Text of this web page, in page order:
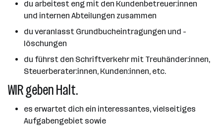
du arbeitest eng mit den Kundenbetreuer:innen
und internen Abteilungen zusammen
du veranlasst Grundbucheintragungen und -
löschungen
du führst den Schriftverkehr mit Treuhänder:innen,
Steuerberater:innen, Kunden:innen, etc.
WIR geben Halt.
es erwartet dich ein interessantes, vielseitiges
Aufgabengebiet sowie